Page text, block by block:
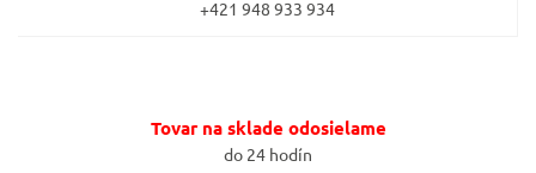
+421 948 933 934
Tovar na sklade odosielame
do 24 hodín